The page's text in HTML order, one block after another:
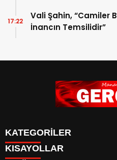
Vali Şahin, “Camiler
İnancın Temsilidir”
17:22
KATEGORİLER
KISAYOLLAR